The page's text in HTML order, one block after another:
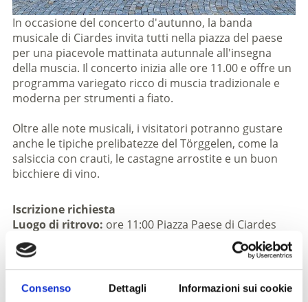
Consenso Dettagli Informazioni sui cookie
In occasione del concerto d'autunno, la banda
musicale di Ciardes invita tutti nella piazza del paese
per una piacevole mattinata autunnale all'insegna
della muscia. Il concerto inizia alle ore 11.00 e offre un
programma variegato ricco di muscia tradizionale e
moderna per strumenti a fiato.
Oltre alle note musicali, i visitatori potranno gustare
anche le tipiche prelibatezze del Törggelen, come la
salsiccia con crauti, le castagne arrostite e un buon
bicchiere di vino.
Iscrizione richiesta
Luogo di ritrovo: ore 11:00 Piazza Paese di Ciardes
Luogo dell'evento